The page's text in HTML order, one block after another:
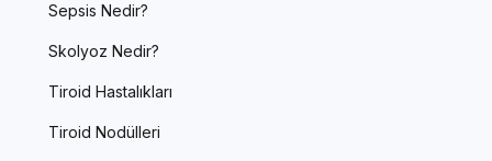
Sepsis Nedir?
Skolyoz Nedir?
Tiroid Hastalıkları
Tiroid Nodülleri